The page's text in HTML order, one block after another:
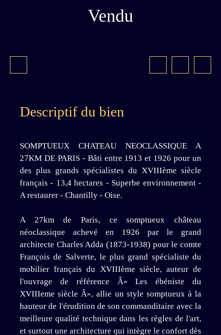
Vendu
Descriptif du bien
SOMPTUEUX CHATEAU NEOCLASSIQUE A
27KM DE PARIS - Bâti entre 1913 et 1926 pour un
des plus grands spécialistes du XVIIIème siècle
français - 13,4 hectares - Superbe environnement -
A restaurer - Chantilly - Oise.
A 27km de Paris, ce somptueux château
néoclassique achevé en 1926 par le grand
architecte Charles Adda (1873-1938) pour le comte
François de Salverte, le plus grand spécialiste du
mobilier français du XVIIIème siècle, auteur de
l'ouvrage de référence Â« Les ébéniste du
XVIIIeme siècle Â», allie un style somptueux à la
hauteur de l'érudition de son commanditaire avec la
meilleure qualité technique dans les règles de l'art,
et surtout une architecture qui intègre le confort dès